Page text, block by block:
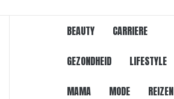
BEAUTY CARRIERE
GEZONDHEID LIFESTYLE
MAMA MODE REIZEN